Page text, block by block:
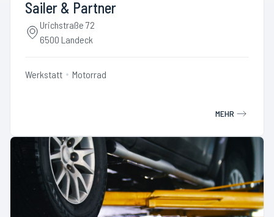
Sailer & Partner
Urichstraße 72
6500 Landeck
Werkstatt Motorrad
MEHR